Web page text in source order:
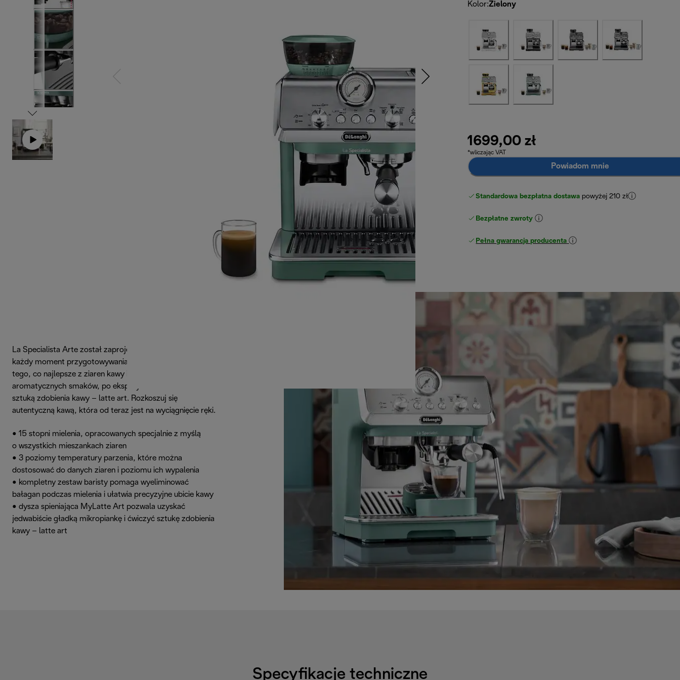
Kolor:Zielony
1699,00 zł
*wliczając VAT
Powiadom mnie
Standardowa bezpłatna dostawa powyżej 210 zł
Bezpłatne zwroty
Pełna gwarancja producenta
La Specialista Arte został zaprojektowany, aby wzbogacić
każdy moment przygotowywania kawy - od wydobycia
tego, co najlepsze z ziaren kawy i odkrycia
aromatycznych smaków, po eksperymentowanie ze
sztuką zdobienia kawy – latte art. Rozkoszuj się
autentyczną kawą, która od teraz jest na wyciągnięcie ręki.
• 15 stopni mielenia, opracowanych specjalnie z myślą
o wszystkich mieszankach ziaren
• 3 poziomy temperatury parzenia, które można
dostosować do danych ziaren i poziomu ich wypalenia
• kompletny zestaw baristy pomaga wyeliminować
bałagan podczas mielenia i ułatwia precyzyjne ubicie kawy
• dysza spieniająca MyLatte Art pozwala uzyskać
jedwabiście gładką mikropiankę i ćwiczyć sztukę zdobienia
kawy – latte art
Specyfikacje techniczne